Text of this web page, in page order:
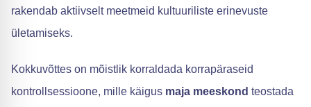
rakendab aktiivselt meetmeid kultuuriliste erinevuste
ületamiseks.
Kokkuvõttes on mõistlik korraldada korrapäraseid
kontrollsessioone, mille käigus maja meeskond teostada